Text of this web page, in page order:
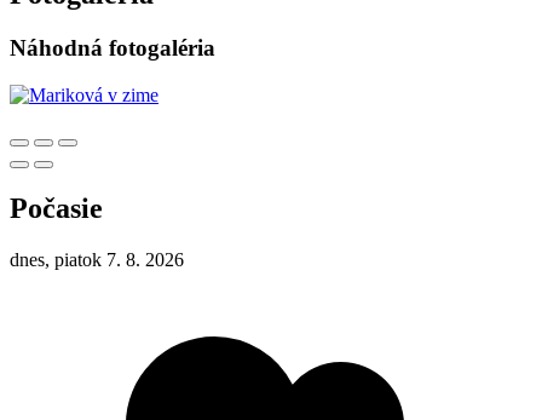
Náhodná fotogaléria
Počasie
dnes, piatok 7. 8. 2026